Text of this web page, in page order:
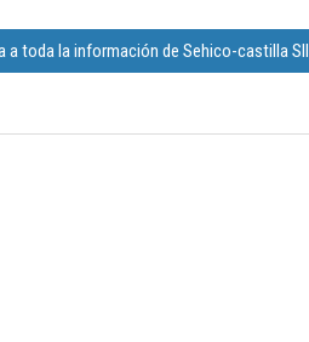
a toda la información de Sehico-castilla Sll